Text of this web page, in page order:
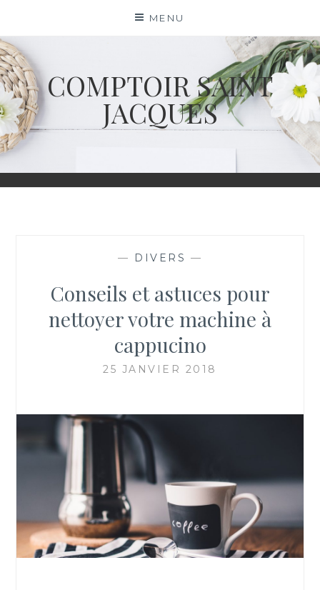
content
MENU
COMPTOIR SAINT
JACQUES
— DIVERS —
Conseils et astuces pour
nettoyer votre machine à
cappucino
25 JANVIER 2018